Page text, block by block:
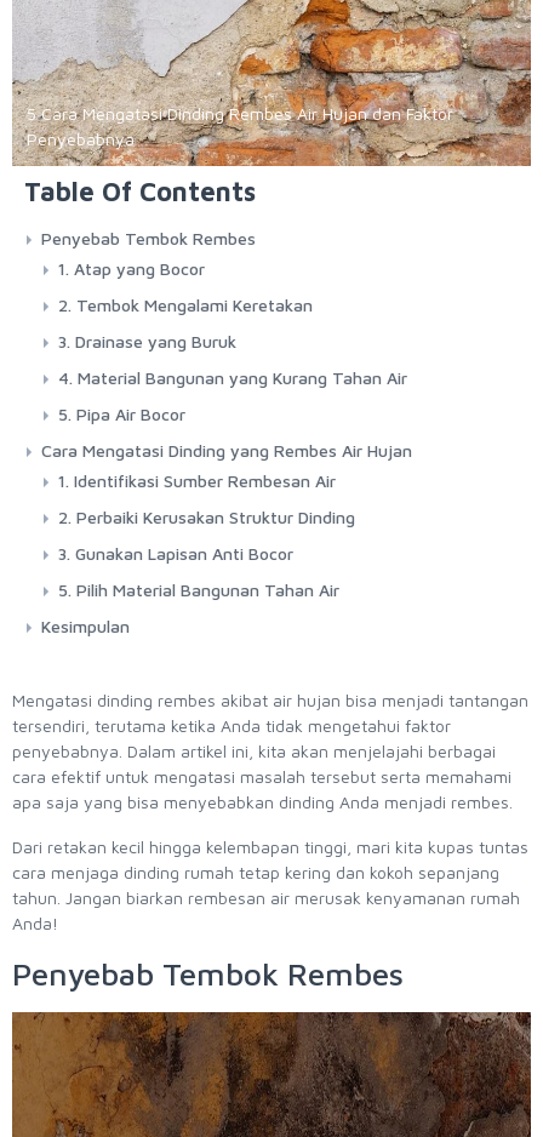
5 Cara Mengatasi Dinding Rembes Air Hujan dan Faktor
Penyebabnya
Table Of Contents
Penyebab Tembok Rembes
1. Atap yang Bocor
2. Tembok Mengalami Keretakan
3. Drainase yang Buruk
4. Material Bangunan yang Kurang Tahan Air
5. Pipa Air Bocor
Cara Mengatasi Dinding yang Rembes Air Hujan
1. Identifikasi Sumber Rembesan Air
2. Perbaiki Kerusakan Struktur Dinding
3. Gunakan Lapisan Anti Bocor
5. Pilih Material Bangunan Tahan Air
Kesimpulan
Mengatasi dinding rembes akibat air hujan bisa menjadi tantangan
tersendiri, terutama ketika Anda tidak mengetahui faktor
penyebabnya. Dalam artikel ini, kita akan menjelajahi berbagai
cara efektif untuk mengatasi masalah tersebut serta memahami
apa saja yang bisa menyebabkan dinding Anda menjadi rembes.
Dari retakan kecil hingga kelembapan tinggi, mari kita kupas tuntas
cara menjaga dinding rumah tetap kering dan kokoh sepanjang
tahun. Jangan biarkan rembesan air merusak kenyamanan rumah
Anda!
Penyebab Tembok Rembes